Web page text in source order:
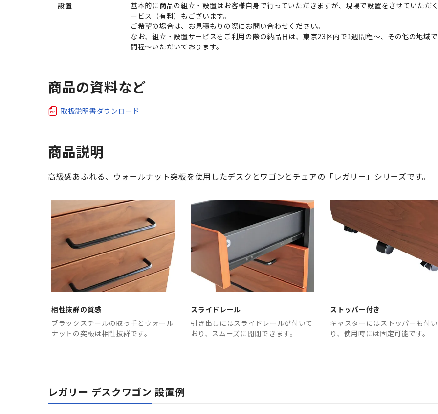
設置
基本的に商品の組立・設置はお客様自身で行っていただきますが、現場で設置をさせていただ
ービス（有料）もございます。
ご希望の場合は、お見積もりの際にお問い合わせください。
なお、組立・設置サービスをご利用の際の納品日は、東京23区内で1週間程～、その他の地域
間程～いただいております。
商品の資料など
取扱説明書ダウンロード
商品説明
高級感あふれる、ウォールナット突板を使用したデスクとワゴンとチェアの「レガリー」シリーズです。
相性抜群の質感
ブラックスチールの取っ手とウォール
ナットの突板は相性抜群です。
スライドレール
引き出しにはスライドレールが付いて
おり、スムーズに開閉できます。
ストッパー付き
キャスターにはストッパーも付
り、使用時には固定可能です。
レガリー デスクワゴン 設置例